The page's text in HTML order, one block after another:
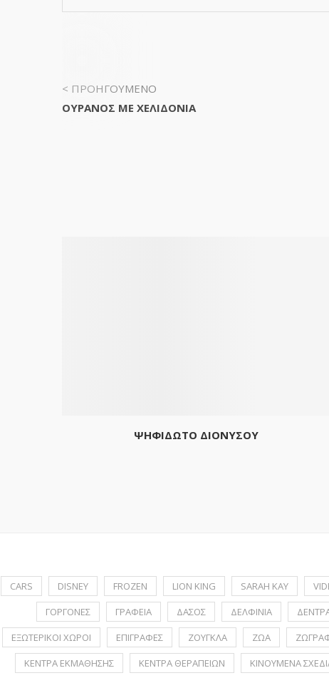
< ΠΡΟΗΓΟΥΜΕΝΟ
ΟΥΡΑΝΟΣ ΜΕ ΧΕΛΙΔΟΝΙΑ
ΨΗΦΙΔΩΤΟ ΔΙΟΝΥΣΟΥ
CARS DISNEY FROZEN LION KING SARAH KAY
ΓΟΡΓΟΝΕΣ
ΓΡΑΦΕΙΑ ΔΑΣΟΣ ΔΕΛΦΙΝΙΑ
ΕΞΩΤΕΡΙΚΟΙ ΧΩΡΟΙ
ΕΠΙΓΡΑΦΕΣ ΖΟΥΓΚΛΑ ΖΩΑ
ΚΕΝΤΡΑ ΕΚΜΑΘΗΣΗΣ
ΚΕΝΤΡΑ ΘΕΡΑΠΕΙΩΝ ΚΙΝΟΥΜΕΝΑ